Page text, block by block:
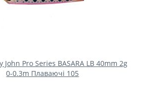
John Pro Series BASARA LB 40mm 2g
0-0.3m Плаваючі 105